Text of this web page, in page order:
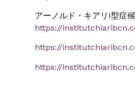
アーノルド・キアリI型症
https://
https://
https://